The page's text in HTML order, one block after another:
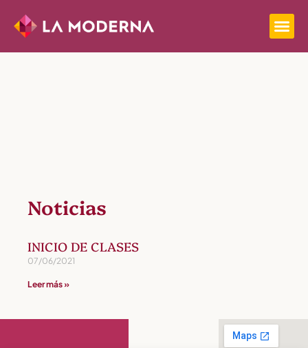
Noticias
INICIO DE CLASES
07/06/2021
Leer más »